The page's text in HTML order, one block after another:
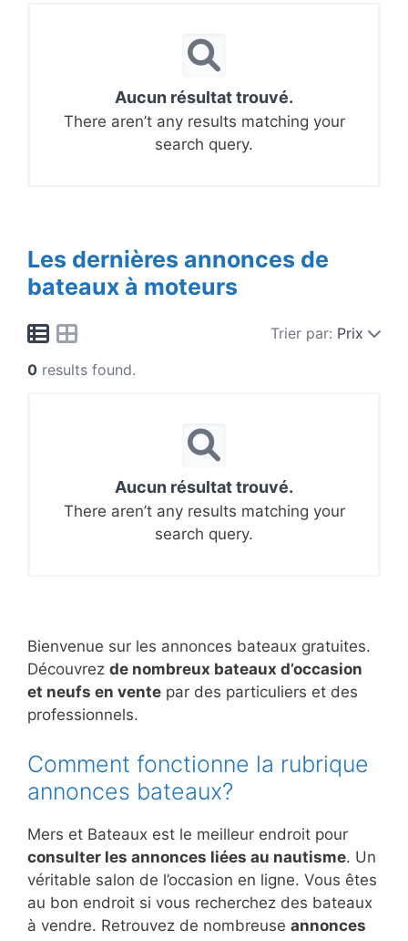
Aucun résultat trouvé.
There aren’t any results matching your
search query.
Les dernières annonces de
bateaux à moteurs
Trier par: Prix
0 results found.
Aucun résultat trouvé.
There aren’t any results matching your
search query.
Bienvenue sur les annonces bateaux gratuites.
Découvrez de nombreux bateaux d’occasion
et neufs en vente par des particuliers et des
professionnels.
Comment fonctionne la rubrique
annonces bateaux?
Mers et Bateaux est le meilleur endroit pour
consulter les annonces liées au nautisme. Un
véritable salon de l’occasion en ligne. Vous êtes
au bon endroit si vous recherchez des bateaux
à vendre. Retrouvez de nombreuse annonces